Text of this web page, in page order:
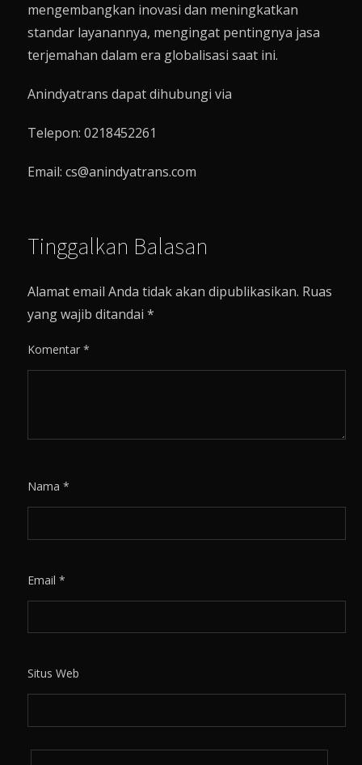
mengembangkan inovasi dan meningkatkan
standar layanannya, mengingat pentingnya jasa
terjemahan dalam era globalisasi saat ini.
Anindyatrans dapat dihubungi via
Telepon: 0218452261
Email: cs@anindyatrans.com
Tinggalkan Balasan
Alamat email Anda tidak akan dipublikasikan. Ruas
yang wajib ditandai*
Komentar*
Nama*
Email*
Situs Web